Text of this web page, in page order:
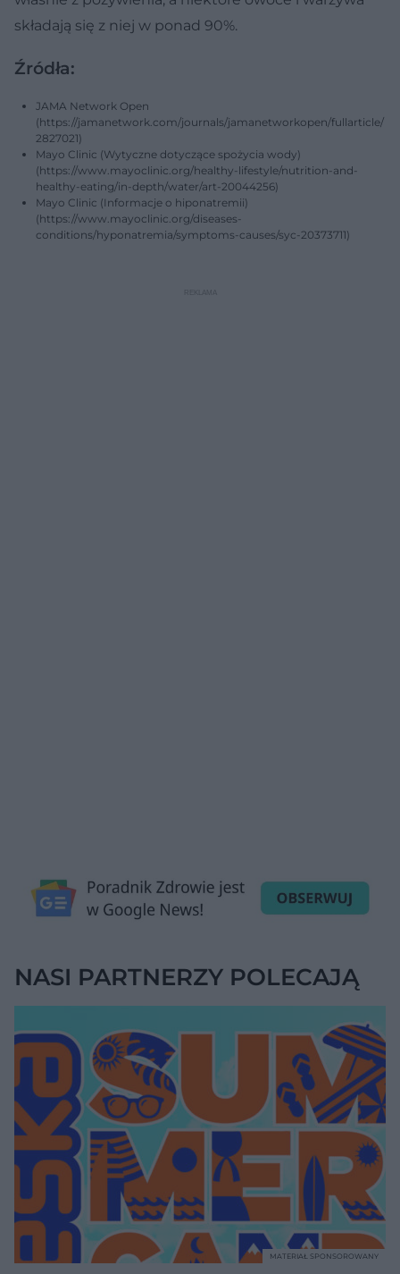
składają się z niej w ponad 90%.
Źródła:
JAMA Network Open
(https://jamanetwork.com/journals/jamanetworkopen/fullarticle/
2827021)
Mayo Clinic (Wytyczne dotyczące spożycia wody)
(https://www.mayoclinic.org/healthy-lifestyle/nutrition-and-
healthy-eating/in-depth/water/art-20044256)
Mayo Clinic (Informacje o hiponatremii)
(https://www.mayoclinic.org/diseases-
conditions/hyponatremia/symptoms-causes/syc-20373711)
NASI PARTNERZY POLECAJĄ
MATERIAŁ SPONSOROWANY